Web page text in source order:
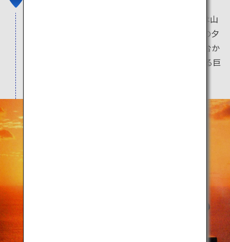
約2万本の椿が群落した公園。毎年2月〜3月には山
の斜面に椿が覆い咲き、見頃を迎えます。日本の夕
陽百選のひとつでもあり、天草灘をのぞむ展望台か
らの夕日は絶景です。高さが20メートルほどある巨